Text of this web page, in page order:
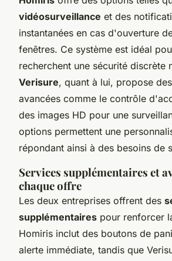
vidéosurveillance et des
instantanées en cas d'ouverture
fenêtres. Ce système est idéal
recherchent une sécurité discrète
Verisure, quant à lui, propose
avancées comme le contrôle
des images HD pour une
options permettent une
répondant ainsi à des besoins de
Services supplémentaires et
chaque offre
Les deux entreprises offrent des
supplémentaires pour renforcer
Homiris inclut des boutons de
alerte immédiate, tandis que